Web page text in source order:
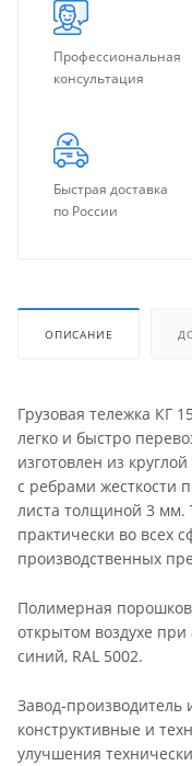
Профессиональная
консультация
Быстрая доставка
по России
ОПИСАНИЕ
Грузовая тележка КГ
легко и быстро
изготовлен из
с ребрами жесткости
листа толщиной 3 мм.
практически во всех
производственных
Полимерная
открытом воздухе
синий, RAL 5002.
Завод-производитель
конструктивные и
улучшения